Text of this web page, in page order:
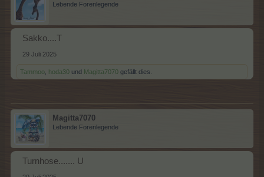
Lebende Forenlegende
Sakko....T
29 Juli 2025
Tammoo hoda30 und Magitta7070 gefällt dies.
Magitta7070
Lebende Forenlegende
Turnhose....... U